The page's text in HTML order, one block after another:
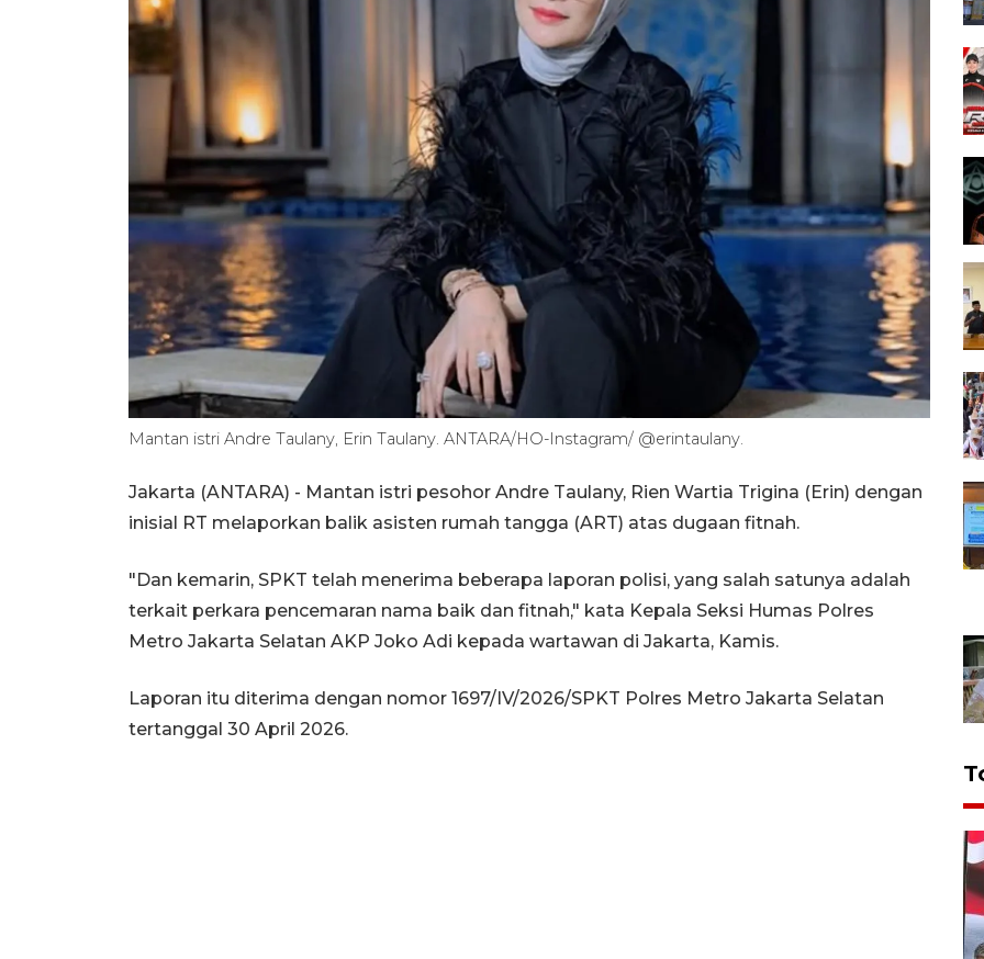
Mantan istri Andre Taulany, Erin Taulany. ANTARA/HO-Instagram/ @erintaulany.
Jakarta (ANTARA) - Mantan istri pesohor Andre Taulany, Rien Wartia Trigina (Erin) dengan
inisial RT melaporkan balik asisten rumah tangga (ART) atas dugaan fitnah.
"Dan kemarin, SPKT telah menerima beberapa laporan polisi, yang salah satunya adalah
terkait perkara pencemaran nama baik dan fitnah," kata Kepala Seksi Humas Polres
Metro Jakarta Selatan AKP Joko Adi kepada wartawan di Jakarta, Kamis.
Laporan itu diterima dengan nomor 1697/IV/2026/SPKT Polres Metro Jakarta Selatan
tertanggal 30 April 2026.